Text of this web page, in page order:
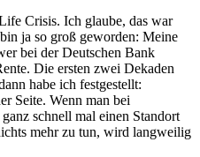
Crisis. Ich glaube, das war
ja so groß geworden: Meine
bei der Deutschen Bank
Die ersten zwei Dekaden
habe ich festgestellt:
Seite. Wenn man bei
schnell mal einen Standort
mehr zu tun, wird langweilig